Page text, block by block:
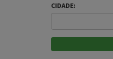
CIDADE: